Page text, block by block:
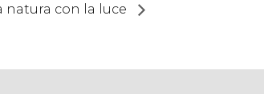
natura con la luce